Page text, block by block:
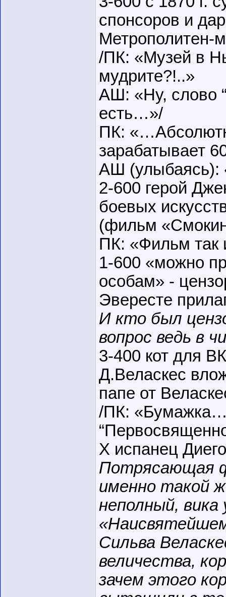
спонсоров и
Метрополитен-
/ПК: «Музей в
мудрите?!..»
АШ: «Ну, слово
есть…»/
ПК:
зарабатывает
АШ (улыбаясь):
2-600 герой
боевых
(фильм
ПК: «Фильм так
1-600 «можно
особам» -
Эвересте
И кто был
вопрос ведь в
3-400 кот для
Д.Веласкес
папе от
/ПК:
X испанец
Потрясающая
именно такой
неполный,
Сильва
величества,
зачем этого